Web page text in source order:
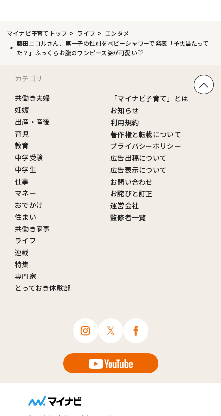
マイナビ子育てトップ ライフ
エンタメ
藤田ニコルさん、第一子の性別をベビーシャワーで発表「予想当たって
た？」ふっくらお腹のワンピース姿が可愛い♡
カテゴリ
共働き夫婦
妊娠
出産・産後
育児
教育
中学受験
中学生
仕事
マネー
おでかけ
住まい
共働き家事
ライフ
連載
特集
専門家
とっておき体験部
「マイナビ子育て」とは
お知らせ
利用規約
著作権と転載について
プライバシーポリシー
広告出稿について
広告表示について
お問い合わせ
お詫びと訂正
運営会社
監修者一覧